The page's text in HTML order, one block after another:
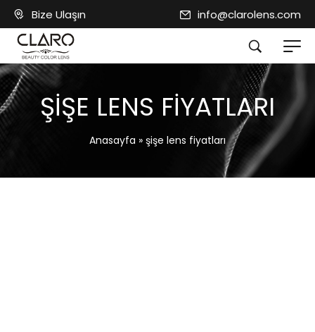
Bize Ulaşın info@clarolens.com
ŞIŞE LENS FIYATLARI
Anasayfa » şişe lens fiyatları